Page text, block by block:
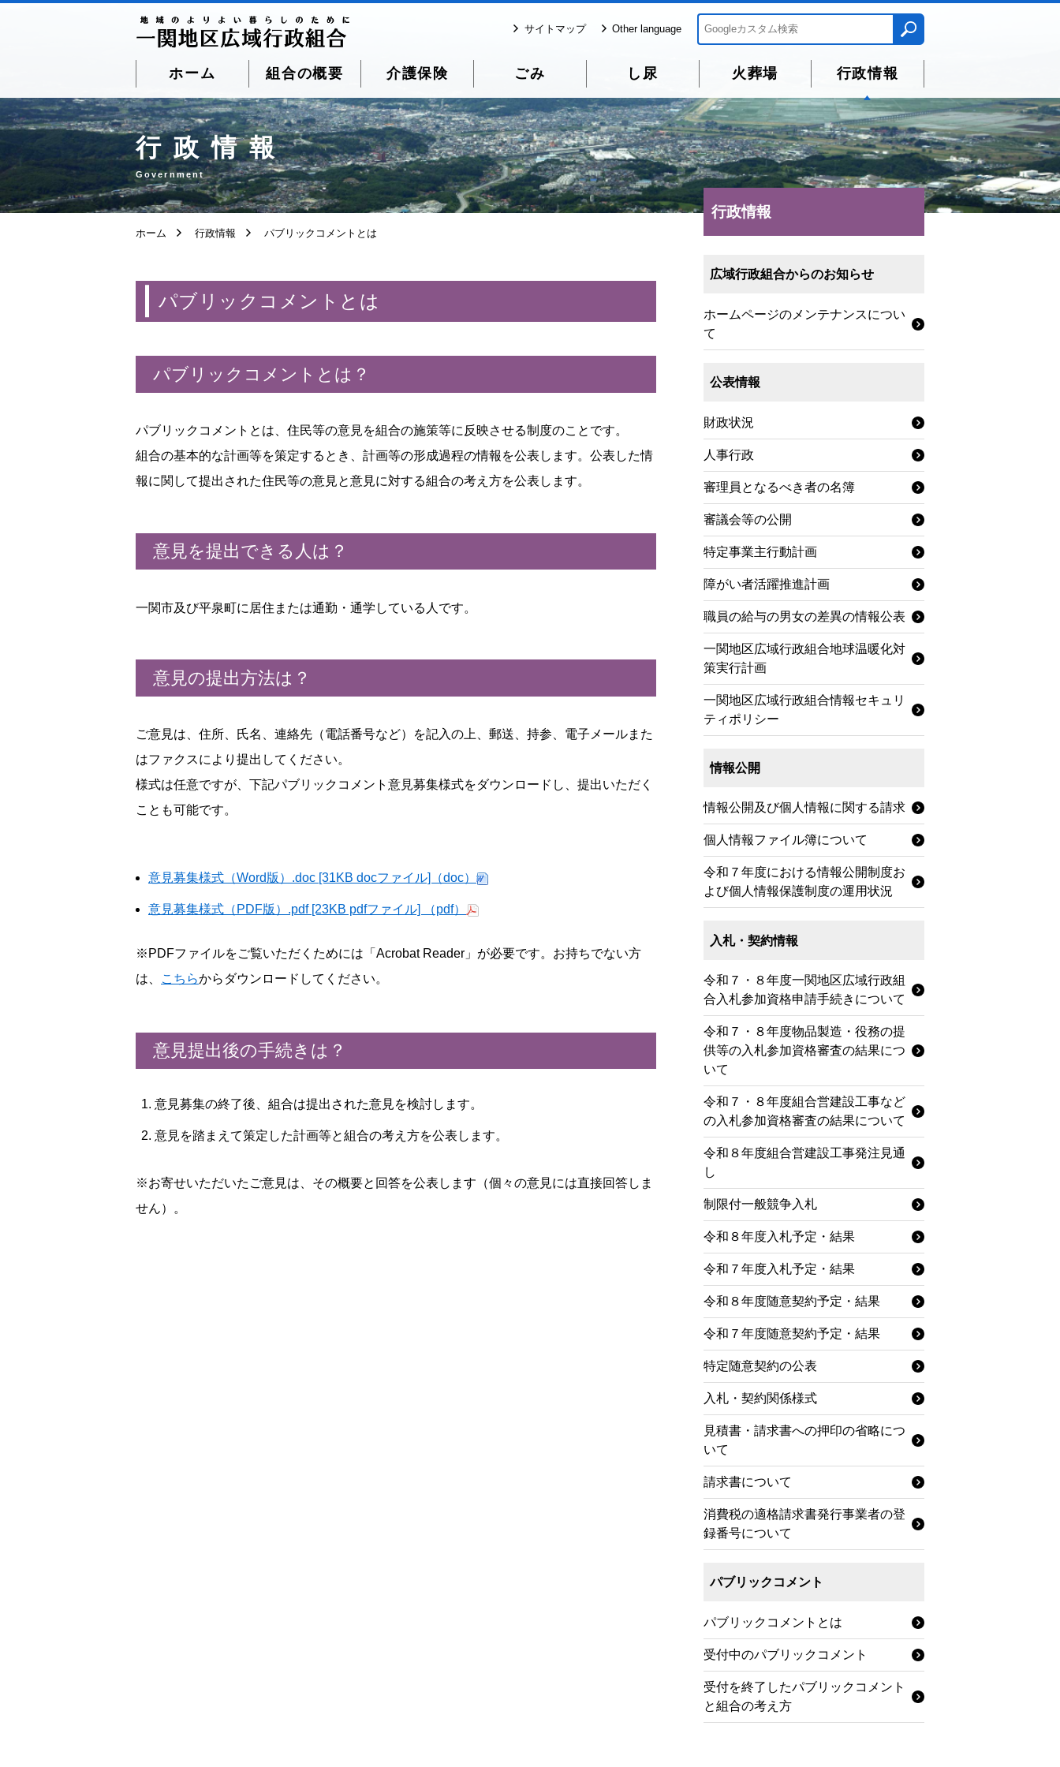
ホーム 組合の概要 介護保険 ごみ し尿 火葬場 行政情報
サイトマップ Other language
ページ本文へ移動
行政情報
Government
ホーム 行政情報 パブリックコメントとは
パブリックコメントとは
パブリックコメントとは？
パブリックコメントとは、住民等の意見を組合の施策等に反映させる制度のことです。
組合の基本的な計画等を策定するとき、計画等の形成過程の情報を公表します。公表した情
報に関して提出された住民等の意見と意見に対する組合の考え方を公表します。
意見を提出できる人は？
一関市及び平泉町に居住または通勤・通学している人です。
意見の提出方法は？
ご意見は、住所、氏名、連絡先（電話番号など）を記入の上、郵送、持参、電子メールまた
はファクスにより提出してください。
様式は任意ですが、下記パブリックコメント意見募集様式をダウンロードし、提出いただく
ことも可能です。
意見募集様式（Word版）.doc [31KB docファイル]（doc）
意見募集様式（PDF版）.pdf [23KB pdfファイル] （pdf）
※PDFファイルをご覧いただくためには「Acrobat Reader 」が必要です。お持ちでない方
は、
こちらからダウンロードしてください。
意見提出後の手続きは？
意見募集の終了後、組合は提出された意見を検討します。
意見を踏まえて策定した計画等と組合の考え方を公表します。
※お寄せいただいたご意見は、その概要と回答を公表します（個々の意見には直接回答しま
せん）。
行政情報
広域行政組合からのお知らせ
ホームページのメンテナンスについ
て
公表情報
財政状況
人事行政
審理員となるべき者の名簿
審議会等の公開
特定事業主行動計画
障がい者活躍推進計画
職員の給与の男女の差異の情報公表
一関地区広域行政組合地球温暖化対
策実行計画
一関地区広域行政組合情報セキュリ
ティポリシー
情報公開
情報公開及び個人情報に関する請求
個人情報ファイル簿について
令和７年度における情報公開制度お
よび個人情報保護制度の運用状況
入札・契約情報
令和７・８年度一関地区広域行政組
合入札参加資格申請手続きについて
令和７・８年度物品製造・役務の提
供等の入札参加資格審査の結果につ
いて
令和７・８年度組合営建設工事など
の入札参加資格審査の結果について
令和８年度組合営建設工事発注見通
し
制限付一般競争入札
令和８年度入札予定・結果
令和７年度入札予定・結果
令和８年度随意契約予定・結果
令和７年度随意契約予定・結果
特定随意契約の公表
入札・契約関係様式
見積書・請求書への押印の省略につ
いて
請求書について
消費税の適格請求書発行事業者の登
録番号について
パブリックコメント
パブリックコメントとは
受付中のパブリックコメント
受付を終了したパブリックコメント
と組合の考え方